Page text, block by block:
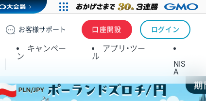
お客様サポート 口座開設 ログイン
キャンペー
ン
アプリ・ツー
ル
NIS
A